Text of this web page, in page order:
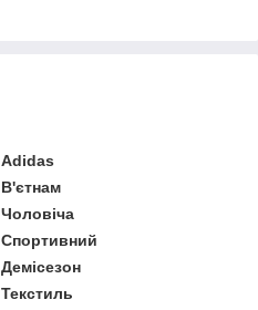
Adidas
В'єтнам
Чоловіча
Спортивний
Демісезон
Текстиль